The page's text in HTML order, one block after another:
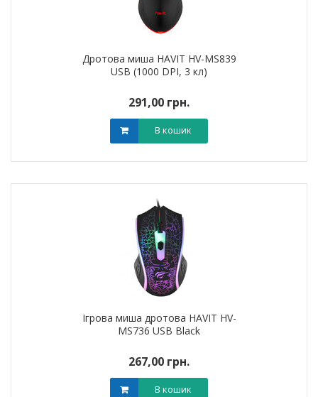
Дротова миша HAVIT HV-MS839
USB (1000 DPI, 3 кл)
291,00 грн.
В кошик
Ігрова миша дротова HAVIT HV-
MS736 USB Black
267,00 грн.
В кошик